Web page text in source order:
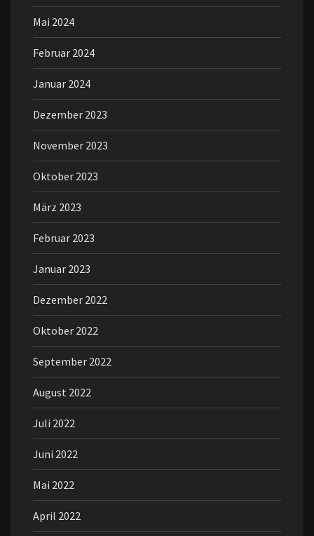
Mai 2024
Februar 2024
Januar 2024
Dezember 2023
November 2023
Oktober 2023
März 2023
Februar 2023
Januar 2023
Dezember 2022
Oktober 2022
September 2022
August 2022
Juli 2022
Juni 2022
Mai 2022
April 2022